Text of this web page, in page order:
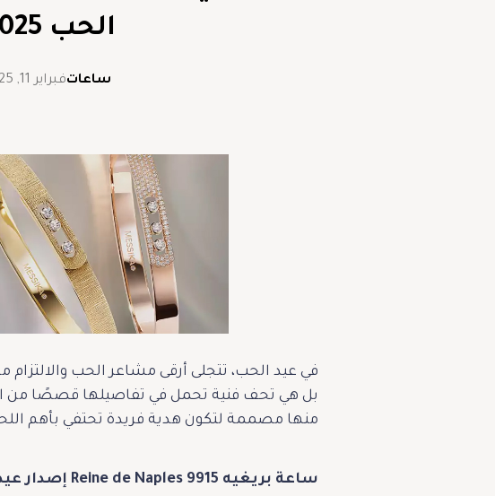
الحب 2025
ساعاتفبراير 11, 2025
في عيد الحب، تتجلى أرقى مشاعر الحب
بل هي تحف فنية تحمل في تفاصيلها قصصًا من
منها مصممة لتكون هدية فريدة تحتفي بأهم
ساعة بريغيه Reine de Naples 9915 إصدار عيد الحب – إصدار محدود